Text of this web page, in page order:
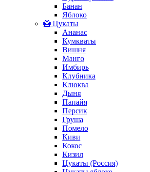
Банан
Яблоко
🥝 Цукаты
Ананас
Кумкваты
Вишня
Манго
Имбирь
Клубника
Клюква
Дыня
Папайя
Персик
Груша
Помело
Киви
Кокос
Кизил
Цукаты (Россия)